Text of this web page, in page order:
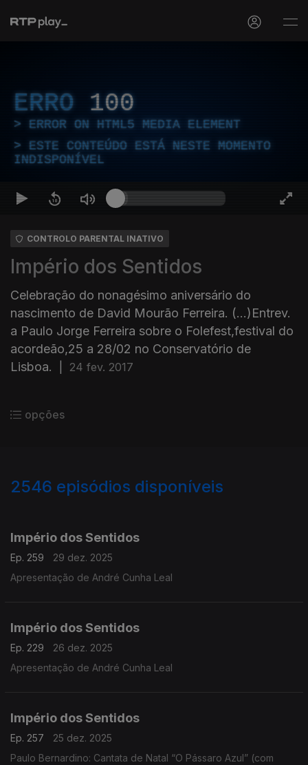
ERRO 100
ERROR ON HTML5 MEDIA ELEMENT
ESTE CONTEÚDO ESTÁ NESTE MOMENTO
INDISPONÍVEL
CONTROLO PARENTAL INATIVO
Império dos Sentidos
Celebração do nonagésimo aniversário do
nascimento de David Mourão Ferreira. (...)Entrev.
a Paulo Jorge Ferreira sobre o Folefest,festival do
acordeão,25 a 28/02 no Conservatório de
Lisboa.
24 fev. 2017
opções
2546 episódios disponíveis
Império dos Sentidos
Ep. 259
29 dez. 2025
Apresentação de André Cunha Leal
Império dos Sentidos
Ep. 229
26 dez. 2025
Apresentação de André Cunha Leal
Império dos Sentidos
Ep. 257
25 dez. 2025
Paulo Bernardino: Cantata de Natal “O Pássaro Azul” (com